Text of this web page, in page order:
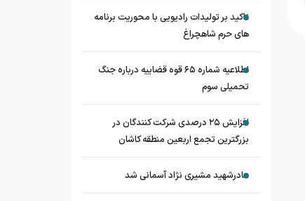
تاکید بر تولیدات رادیویی با محوریت برنامه
های حرم شاهچراغ
اطلاعیه شماره ۶۵ قوه قضاییه درباره جنگ
تحمیلی سوم
افزایش ۲۵ درصدی شرکت کنندگان در
بزرگترین تجمع اربعین منطقه کاشان
مادرشهید مشیری نژاد آسمانی شد